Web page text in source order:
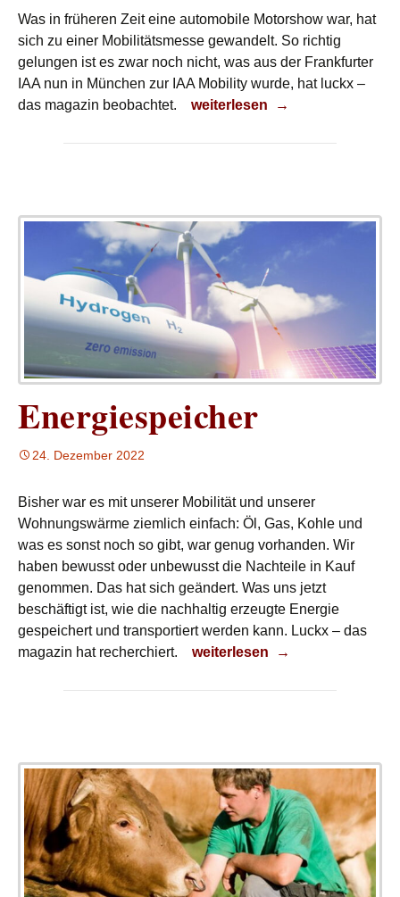
Was in früheren Zeit eine automobile Motorshow war, hat
sich zu einer Mobilitätsmesse gewandelt. So richtig
gelungen ist es zwar noch nicht, was aus der Frankfurter
IAA nun in München zur IAA Mobility wurde, hat luckx –
das magazin beobachtet.
Teststrecke Englischer Garten
weiterlesen →
Energiespeicher
24. Dezember 2022
Bisher war es mit unserer Mobilität und unserer
Wohnungswärme ziemlich einfach: Öl, Gas, Kohle und
was es sonst noch so gibt, war genug vorhanden. Wir
haben bewusst oder unbewusst die Nachteile in Kauf
genommen. Das hat sich geändert. Was uns jetzt
beschäftigt ist, wie die nachhaltig erzeugte Energie
gespeichert und transportiert werden kann. Luckx – das
magazin hat recherchiert.
Energiespeicher
weiterlesen →